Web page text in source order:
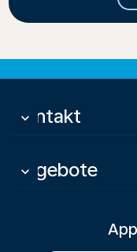
Kontakt
keyboard_arrow_down
Angebote
keyboard_arrow_down